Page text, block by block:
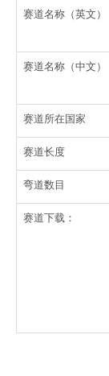
赛道名称（英文）
赛道名称（中文）
赛道所在国家
赛道长度
弯道数目
赛道下载：